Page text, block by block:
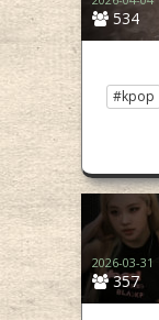
534
#kpop
357
2026-03-31